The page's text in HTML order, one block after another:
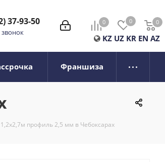
0 0 0
0
KZ UZ KR EN AZ
37-93-50
звонок
Франшиза
профиль 2,5 мм в Чебоксарах